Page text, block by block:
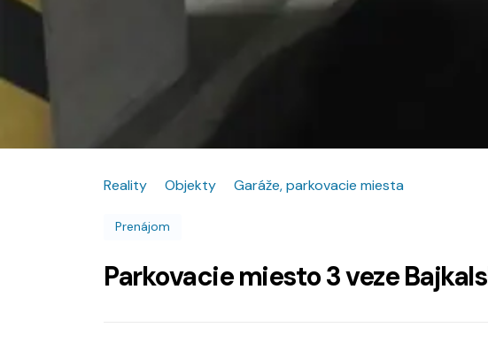
Reality Objekty Garáže, parkovacie miesta
Prenájom
Parkovacie miesto 3 veze